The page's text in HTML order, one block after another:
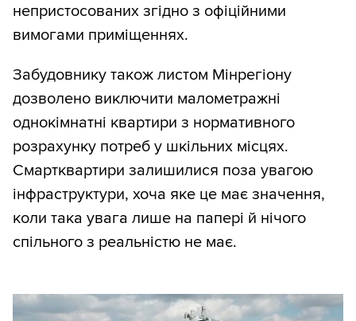
непристосованих згідно з офіційними
вимогами приміщеннях.
Забудовнику також листом Мінрегіону
дозволено виключити малометражні
однокімнатні квартири з нормативного
розрахунку потреб у шкільних місцях.
Смартквартири залишилися поза увагою
інфраструктури, хоча яке це має значення,
коли така увага лише на папері й нічого
спільного з реальністю не має.